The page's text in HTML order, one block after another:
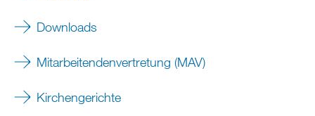
Downloads
Mitarbeitendenvertretung (MAV)
Kirchengerichte